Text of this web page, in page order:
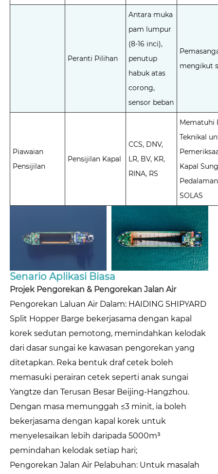
Peranti Pilihan
Antara muka
pam lumpur
(8-16 inci),
penutup
habuk atas
corong,
sensor beban
mengikut
Piawaian
Pensijilan
Pensijilan Kapal
CCS, DNV,
LR, BV, KR,
RINA, RS
Mematuhi
Teknikal
Kapal
SOLAS
Senario Aplikasi Biasa
Projek Pengorekan & Pengorekan Jalan Air
Pengorekan Laluan Air Dalam: HAIDING SHIPYARD
Split Hopper Barge bekerjasama dengan kapal
korek sedutan pemotong, memindahkan kelodak
dari dasar sungai ke kawasan pengorekan yang
ditetapkan. Reka bentuk draf cetek boleh
memasuki perairan cetek seperti anak sungai
Yangtze dan Terusan Besar Beijing-Hangzhou.
Dengan masa memunggah ≤3 minit, ia boleh
bekerjasama dengan kapal korek untuk
menyelesaikan lebih daripada 5000m³
pemindahan kelodak setiap hari;
Pengorekan Jalan Air Pelabuhan: Untuk masalah